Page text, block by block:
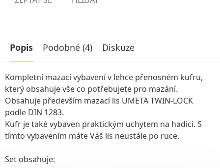
Popis Podobné (4) Diskuze
Kompletní mazací vybavení v lehce přenosném kufru,
který obsahuje vše co potřebujete pro mazání.
Obsahuje především mazací lis UMETA TWIN-LOCK
podle DIN 1283.
Kufr je také vybaven praktickým uchytem na hadici. S
tímto vybavením máte Váš lis neustále po ruce.
Set obsahuje: